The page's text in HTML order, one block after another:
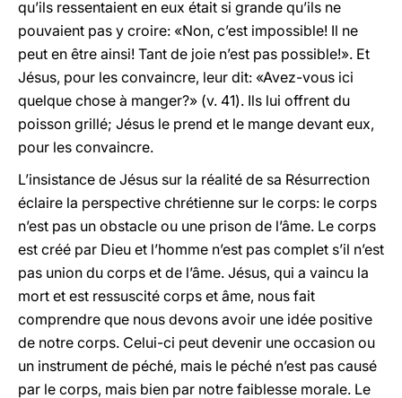
qu’ils ressentaient en eux était si grande qu’ils ne
pouvaient pas y croire: «Non, c’est impossible! Il ne
peut en être ainsi! Tant de joie n’est pas possible!». Et
Jésus, pour les convaincre, leur dit: «Avez-vous ici
quelque chose à manger?» (v. 41). Ils lui offrent du
poisson grillé; Jésus le prend et le mange devant eux,
pour les convaincre.
L’insistance de Jésus sur la réalité de sa Résurrection
éclaire la perspective chrétienne sur le corps: le corps
n’est pas un obstacle ou une prison de l’âme. Le corps
est créé par Dieu et l’homme n’est pas complet s’il n’est
pas union du corps et de l’âme. Jésus, qui a vaincu la
mort et est ressuscité corps et âme, nous fait
comprendre que nous devons avoir une idée positive
de notre corps. Celui-ci peut devenir une occasion ou
un instrument de péché, mais le péché n’est pas causé
par le corps, mais bien par notre faiblesse morale. Le